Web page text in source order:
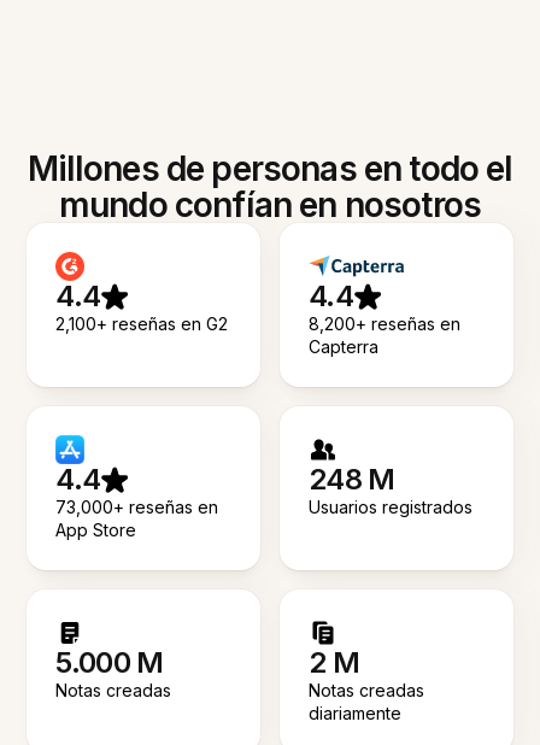
Millones de personas en todo el
mundo confían en nosotros
4.4
2,100+ reseñas en G2
4.4
8,200+ reseñas en
Capterra
4.4
73,000+ reseñas en
App Store
248 M
Usuarios registrados
5.000 M
Notas creadas
2 M
Notas creadas
diariamente